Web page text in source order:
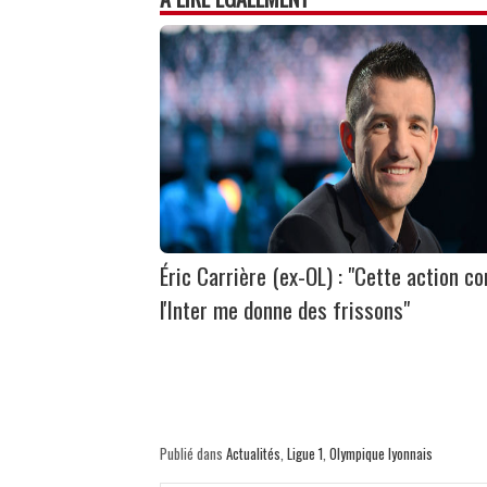
Éric Carrière (ex-OL) : "Cette action
l'Inter me donne des frissons"
Publié dans Actualités Ligue 1 Olympique lyonnais